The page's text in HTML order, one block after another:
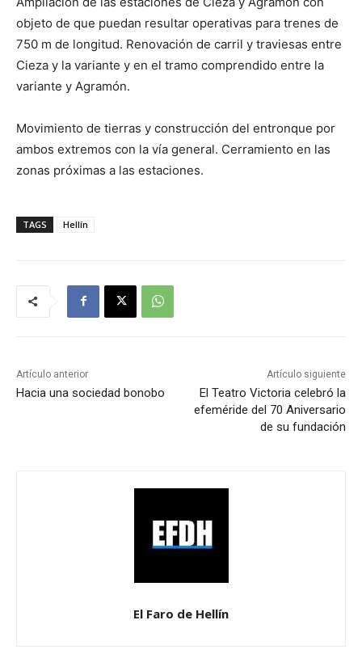
objeto de que puedan resultar operativas para trenes de
750 m de longitud. Renovación de carril y traviesas entre
Cieza y la variante y en el tramo comprendido entre la
variante y Agramón.
Movimiento de tierras y construcción del entronque por
ambos extremos con la vía general. Cerramiento en las
zonas próximas a las estaciones.
TAGS Hellín
Artículo anterior
Hacia una sociedad bonobo
Artículo siguiente
El Teatro Victoria celebró la
efeméride del 70 Aniversario
de su fundación
El Faro de Hellín